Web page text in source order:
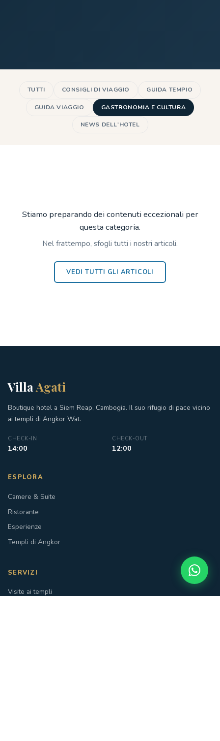
TUTTI CONSIGLI DI VIAGGIO GUIDA TEMPIO
GUIDA VIAGGIO GASTRONOMIA E CULTURA
NEWS DELL'HOTEL
Stiamo preparando dei contenuti eccezionali per
questa categoria.
Nel frattempo, sfogli tutti i nostri articoli.
VEDI TUTTI GLI ARTICOLI
Villa Agati
Boutique hotel a Siem Reap, Cambogia. Il suo rifugio di pace vicino
ai templi di Angkor Wat.
CHECK-IN
14:00
CHECK-OUT
12:00
ESPLORA
Camere & Suite
Ristorante
Esperienze
Templi di Angkor
SERVIZI
Visite ai templi